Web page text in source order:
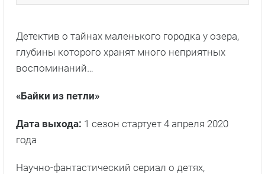
Детектив о тайнах маленького городка у озера,
глубины которого хранят много неприятных
воспоминаний…
«Байки из петли»
Дата выхода: 1 сезон стартует 4 апреля 2020
года
Научно-фантастический сериал о детях,